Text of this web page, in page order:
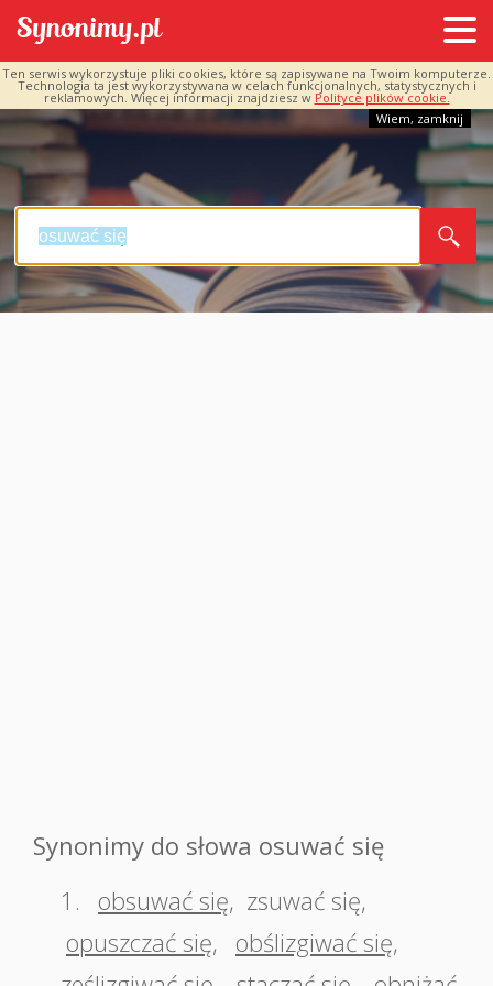
Ten serwis wykorzystuje pliki cookies, które są zapisywane na Twoim komputerze.
Technologia ta jest wykorzystywana w celach funkcjonalnych, statystycznych i
reklamowych. Więcej informacji znajdziesz w Polityce plików cookie.
Wiem, zamknij
Synonimy do słowa osuwać się
1.
obsuwać się, zsuwać się,
opuszczać się, obślizgiwać się,